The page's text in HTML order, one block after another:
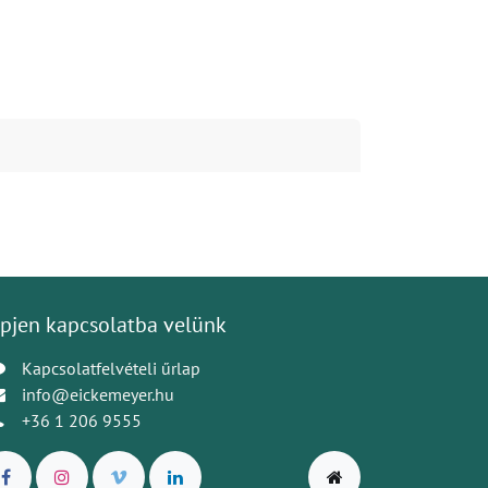
kapcsolatba velünk
Kapcsolatfelvételi űrlap
info@eickemeyer.hu
+36 1 206 9555